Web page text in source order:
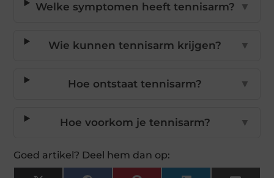
Welke symptomen heeft tennisarm? ▼
Wie kunnen tennisarm krijgen? ▼
Hoe ontstaat tennisarm? ▼
Hoe voorkom je tennisarm? ▼
Goed artikel? Deel hem dan op: